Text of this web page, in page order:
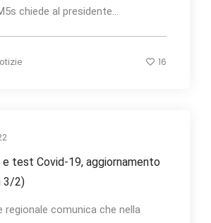
chiede al presidente...
16
e test Covid-19, aggiornamento
3/2)
comunica che nella